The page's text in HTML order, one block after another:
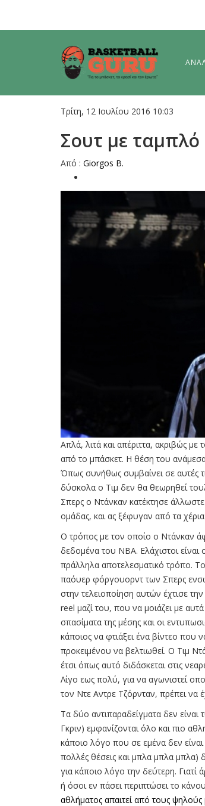
Τρίτη, 12 Ιουλίου 2016 10:03
Σουτ με ταμπλό
Από : Giorgos B.
Απλά, λιτά και απέριττα, ακριβώς
από το μπάσκετ. Η θέση του ανάμεσα
Όπως συνήθως συμβαίνει σε αυτές
δύσκολα ο Τιμ δεν θα θεωρηθεί
Σπερς ο Ντάνκαν κατέκτησε
ομάδας, και ας ξέφυγαν από τα
Ο τρόπος με τον οποίο ο Ντάνκαν
δεδομένα του ΝΒΑ. Ελάχιστοι είναι
πράλληλα αποτελεσματικό τρόπο.
παόυερ φόργουορντ των Σπερς
στην τελειοποίηση αυτών έχτισε
reel μαζί του, που να μοιάζει με
σπασίματα της μέσης και οι
κάποιος να φτιάξει ένα βίντεο που
προκειμένου να βελτιωθεί. Ο Τιμ
έτσι όπως αυτό διδάσκεται στις
Λίγο εως πολύ, για να αγωνιστεί
τον Ντε Αντρε Τζόρνταν, πρέπει να
Τα δύο αντιπαραδείγματα δεν είναι
Γκριν) εμφανίζονται όλο και πιο
κάποιο λόγο που σε εμένα δεν
πολλές θέσεις και μπλα μπλα μπλα)
για κάποιο λόγο την δεύτερη.
ή όσοι εν πάσει περιπτώσει το
αθλήματος απαιτεί από τους ψηλούς